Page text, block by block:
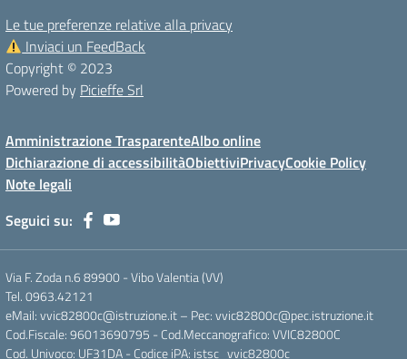
Le tue preferenze relative alla privacy
Inviaci un FeedBack
Copyright © 2023
Powered by Picieffe Srl
Amministrazione TrasparenteAlbo online
Dichiarazione di accessibilitàObiettiviPrivacyCookie Policy
Note legali
Seguici su:
Via F. Zoda n.6 89900 - Vibo Valentia (VV)
Tel. 0963.42121
eMail: vvic82800c@istruzione.it – Pec: vvic82800c@pec.istruzione.it
Cod.Fiscale: 96013690795 - Cod.Meccanografico: VVIC82800C
Cod. Univoco: UF31DA - Codice iPA: istsc_vvic82800c